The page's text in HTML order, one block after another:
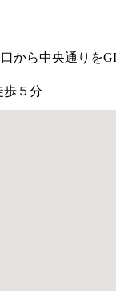
ら中央通りを
５分